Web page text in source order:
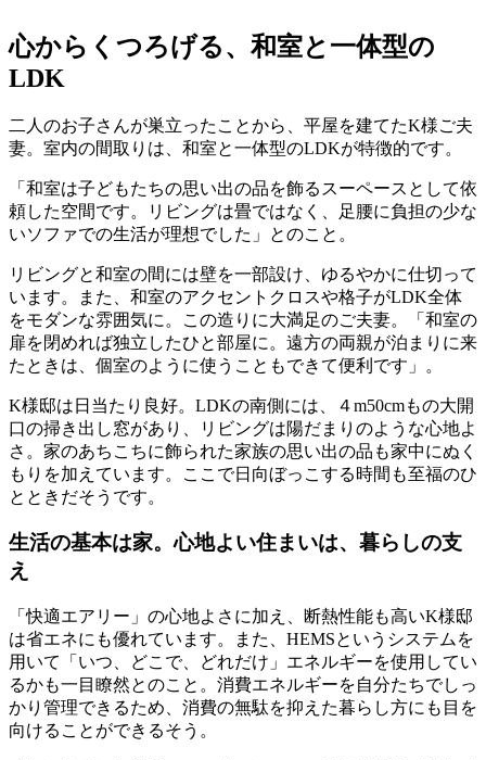
心からくつろげる、和室と一体型の
LDK
二人のお子さんが巣立ったことから、平屋を建てたK様ご夫
妻。室内の間取りは、和室と一体型のLDKが特徴的です。
「和室は子どもたちの思い出の品を飾るスーペースとして依
頼した空間です。リビングは畳ではなく、足腰に負担の少な
いソファでの生活が理想でした」とのこと。
リビングと和室の間には壁を一部設け、ゆるやかに仕切って
います。また、和室のアクセントクロスや格子がLDK全体
をモダンな雰囲気に。この造りに大満足のご夫妻。「和室の
扉を閉めれば独立したひと部屋に。遠方の両親が泊まりに来
たときは、個室のように使うこともできて便利です」。
K様邸は日当たり良好。LDKの南側には、４m50cmもの大開
口の掃き出し窓があり、リビングは陽だまりのような心地よ
さ。家のあちこちに飾られた家族の思い出の品も家中にぬく
もりを加えています。ここで日向ぼっこする時間も至福のひ
とときだそうです。
生活の基本は家。心地よい住まいは、暮らしの支
え
「快適エアリー」の心地よさに加え、断熱性能も高いK様邸
は省エネにも優れています。また、HEMSというシステムを
用いて「いつ、どこで、どれだけ」エネルギーを使用してい
るかも一目瞭然とのこと。消費エネルギーを自分たちでしっ
かり管理できるため、消費の無駄を抑えた暮らし方にも目を
向けることができるそう。